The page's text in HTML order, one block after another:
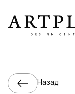
Назад